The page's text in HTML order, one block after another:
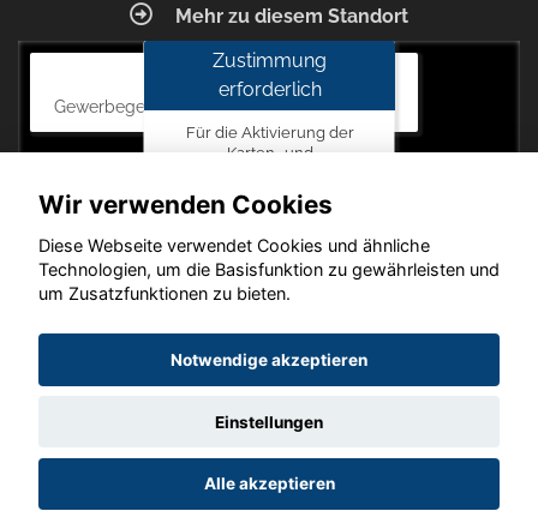
Mehr zu diesem Standort
Autohaus Blunck
Gewerbegebiet am Mastweg 7, 18356 Barth
Zustimmung
erforderlich
Für die Aktivierung der
Karten- und
Zustimmung zu den
Datenschutzrichtlinien vom
Drittanbieter Google LLC
erforderlich.
Zustimmen
und
aktivieren
Copyright © 2026. Autohaus Blunck
Datenschutz Impressum AGB
AGB (Teile)
AGB (Gebrauchtwagen) Widerruf
Wir verwenden Cookies
Diese Webseite verwendet Cookies und ähnliche
Technologien, um die Basisfunktion zu gewährleisten und
um Zusatzfunktionen zu bieten.
Notwendige akzeptieren
Einstellungen
Alle akzeptieren